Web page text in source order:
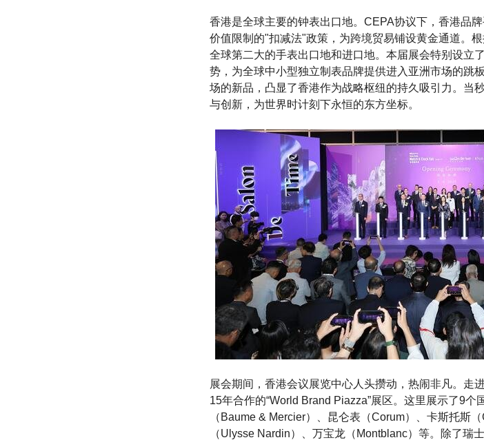
香港是全球主要的钟表出口地。CEPA协议下，香港品
价值限制的"扣减法"政策，为跨境贸易铺设黄金通道。
全球第二大的手表出口地和进口地。本届展会特别设立
势，为全球中小型独立制表品牌提供进入亚洲市场的跳
场的新品，凸显了香港作为战略枢纽的持久吸引力。当
与创新，为世界时计刻下永恒的东方坐标。
展会期间，香港会议展览中心人头攒动，热闹非凡。走
15年合作的“World Brand Piazza”展区。这里展示了9
（Baume & Mercier）、昆仑表（Corum）、卡斯托斯
（Ulysse Nardin）、万宝龙（Montblanc）等。除了瑞